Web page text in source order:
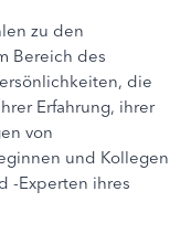
zu den
Bereich des
die
Erfahrung, ihrer
von
und Kollegen
-Experten ihres